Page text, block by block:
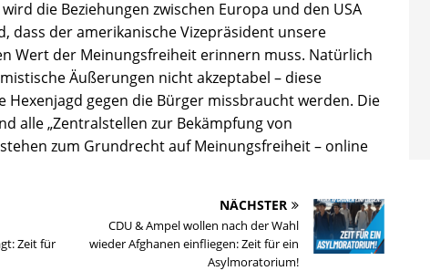
die Beziehungen zwischen Europa und den USA
dass der amerikanische Vizepräsident unsere
Wert der Meinungsfreiheit erinnern muss. Natürlich
Äußerungen nicht akzeptabel – diese
gegen die Bürger missbraucht werden. Die
alle „Zentralstellen zur Bekämpfung von
zum Grundrecht auf Meinungsfreiheit – online
Zeit für
NÄCHSTER
CDU & Ampel wollen nach der Wahl
wieder Afghanen einfliegen: Zeit für ein
Asylmoratorium!